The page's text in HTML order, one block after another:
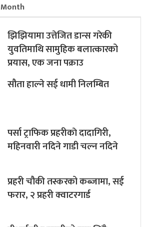
Month
झिझियामा उत्तेजित डान्स गरेकी
युवतिमाथि सामुहिक बलात्कारको
प्रयास, एक जना पक्राउ
सौता हाल्ने सई धामी निलम्बित
पर्सा ट्राफिक प्रहरीकाे दादागिरी,
महिनवारी नदिने गाडी चल्न नदिने
प्रहरी चौकी तस्करको कब्जामा, सई
फरार, २ प्रहरी क्वाटरगार्ड